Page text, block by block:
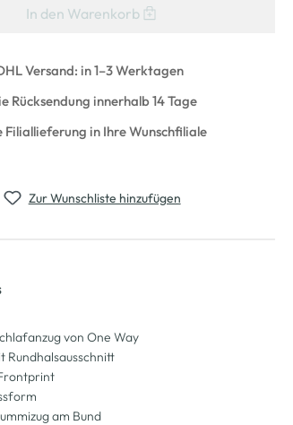
In den Warenkorb
Versand: in 1–3 Werktagen
Rücksendung innerhalb 14 Tage
Filiallieferung in Ihre Wunschfiliale
Zur Wunschliste hinzufügen
von One Way
Rundhalsausschnitt
am Bund